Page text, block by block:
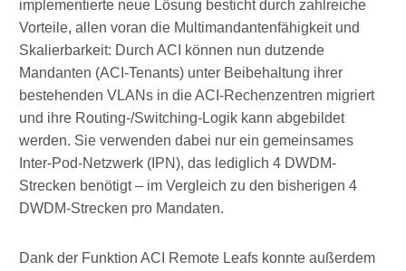
implementierte neue Lösung besticht durch zahlreiche
Vorteile, allen voran die Multimandantenfähigkeit und
Skalierbarkeit: Durch ACI können nun dutzende
Mandanten (ACI-Tenants) unter Beibehaltung ihrer
bestehenden VLANs in die ACI-Rechenzentren migriert
und ihre Routing-/Switching-Logik kann abgebildet
werden. Sie verwenden dabei nur ein gemeinsames
Inter-Pod-Netzwerk (IPN), das lediglich 4 DWDM-
Strecken benötigt – im Vergleich zu den bisherigen 4
DWDM-Strecken pro Mandaten.
Dank der Funktion ACI Remote Leafs konnte außerdem